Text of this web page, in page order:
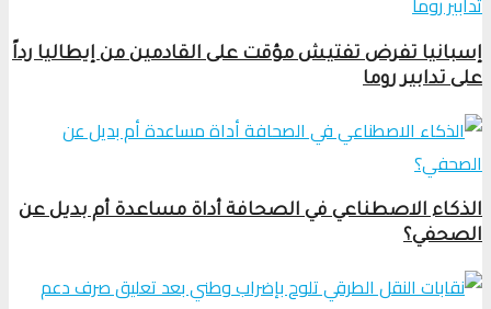
إسبانيا تفرض تفتيش مؤقت على القادمين من إيطاليا رداً
على تدابير روما
الذكاء الاصطناعي في الصحافة أداة مساعدة أم بديل عن
الصحفي؟